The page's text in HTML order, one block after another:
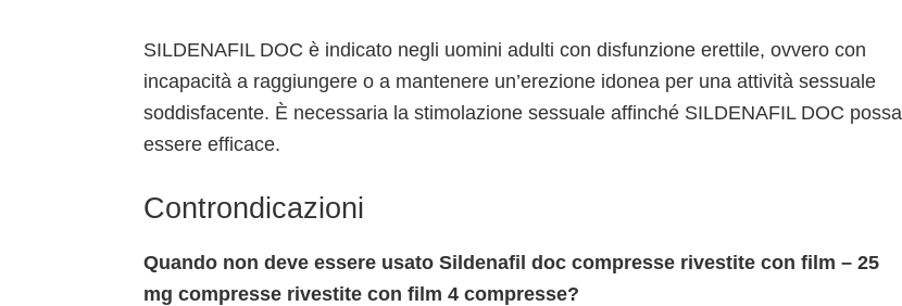
SILDENAFIL DOC è indicato negli uomini adulti con disfunzione erettile, ovvero con
incapacità a raggiungere o a mantenere un’erezione idonea per una attività sessuale
soddisfacente. È necessaria la stimolazione sessuale affinché SILDENAFIL DOC possa
essere efficace.
Controndicazioni
Quando non deve essere usato Sildenafil doc compresse rivestite con film – 25
mg compresse rivestite con film 4 compresse?